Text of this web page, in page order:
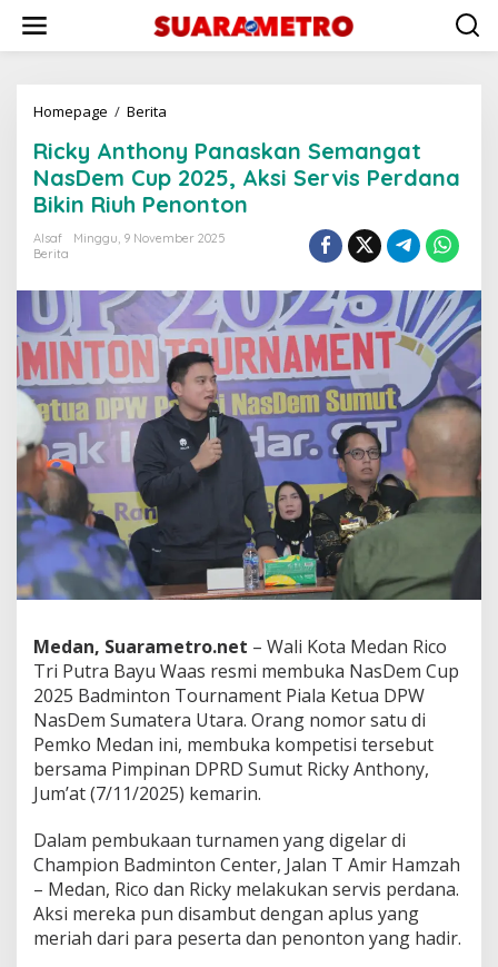
konten
Homepage / Berita
Panaskan
Semangat
NasDem
Cup
2025,
Perdana
Bikin
Riuh
Penonton
Ricky Anthony Panaskan Semangat
NasDem Cup 2025, Aksi Servis Perdana
Bikin Riuh Penonton
Alsaf
Minggu, 9 November 2025
Berita
Medan, Suarametro.net – Wali Kota Medan Rico
Tri Putra Bayu Waas resmi membuka NasDem Cup
2025 Badminton Tournament Piala Ketua DPW
NasDem Sumatera Utara. Orang nomor satu di
Pemko Medan ini, membuka kompetisi tersebut
bersama Pimpinan DPRD Sumut Ricky Anthony,
Jum’at (7/11/2025) kemarin.
Dalam pembukaan turnamen yang digelar di
Champion Badminton Center, Jalan T Amir Hamzah
– Medan, Rico dan Ricky melakukan servis perdana.
Aksi mereka pun disambut dengan aplus yang
meriah dari para peserta dan penonton yang hadir.